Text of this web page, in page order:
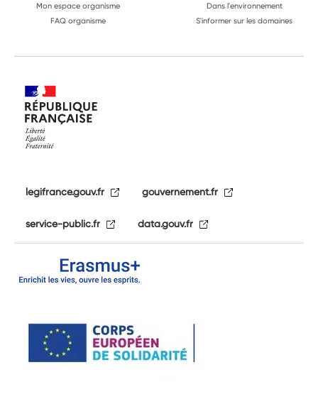
Mon espace organisme
FAQ organisme
Dans l'environnement
S'informer sur les domaines
legifrance.gouv.fr gouvernement.fr
service-public.fr data.gouv.fr